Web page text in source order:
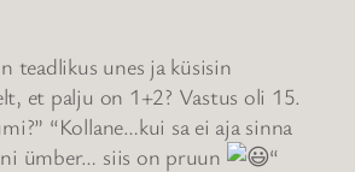
teadlikus unes ja küsisin
et palju on 1+2? Vastus oli 15.
“Kollane…kui sa ei aja sinna
ümber… siis on pruun
“